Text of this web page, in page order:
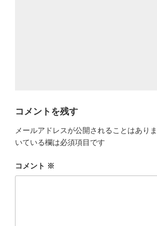
コメントを残す
メールアドレスが公開されることはありま
いている欄は必須項目です
コメント ※